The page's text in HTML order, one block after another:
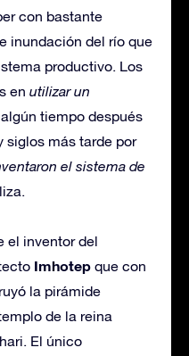
con bastante
inundación del río que
productivo. Los
en utilizar un
tiempo después
siglos más tarde por
el sistema de
el inventor del
Imhotep que con
la pirámide
de la reina
El único